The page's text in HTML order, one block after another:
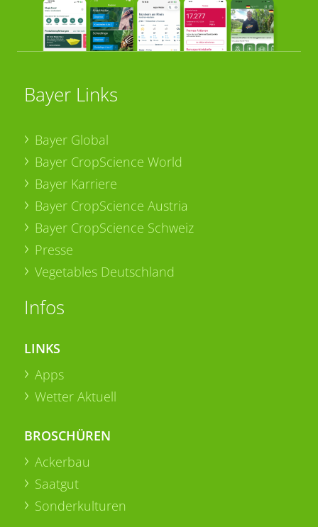
Bayer Links
Bayer Global
Bayer CropScience World
Bayer Karriere
Bayer CropScience Austria
Bayer CropScience Schweiz
Presse
Vegetables Deutschland
Infos
LINKS
Apps
Wetter Aktuell
BROSCHÜREN
Ackerbau
Saatgut
Sonderkulturen